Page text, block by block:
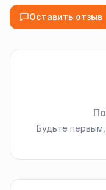
Оставить отзыв
Будьте